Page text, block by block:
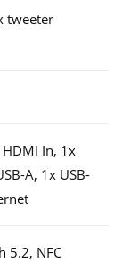
tweeter
In, 1x
A, 1x USB-
5.2, NFC